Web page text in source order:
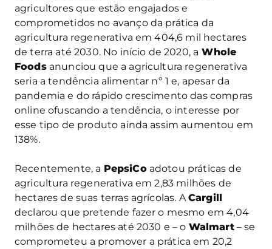
agricultores que estão engajados e
comprometidos no avanço da prática da
agricultura regenerativa em 404,6 mil hectares
de terra até 2030. No início de 2020, a Whole
Foodsanunciou que a agricultura regenerativa
seria a tendência alimentar nº 1 e, apesar da
pandemia e do rápido crescimento das compras
online ofuscando a tendência, o interesse por
esse tipo de produto ainda assim aumentou em
138%.
Recentemente, a PepsiCoadotou práticas de
agricultura regenerativa em 2,83 milhões de
hectares de suas terras agrícolas. ACargill
declarou que pretende fazer o mesmo em 4,04
milhões de hectares até 2030 e – o Walmart– se
comprometeu a promover a prática em 20,2